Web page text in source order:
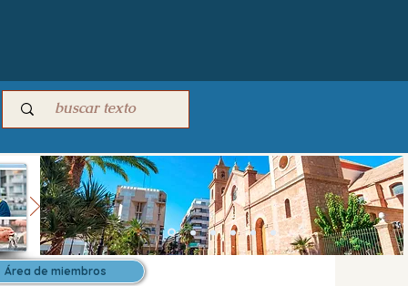
Área de miembros